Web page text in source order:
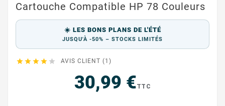
Cartouche Compatible HP 78 Couleurs
☀️ LES BONS PLANS DE L'ÉTÉ
JUSQU'À -50% – STOCKS LIMITÉS
     AVIS CLIENT (1)
30,99 €TTC